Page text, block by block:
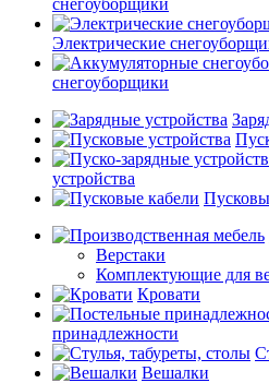
снегоуборщики
Электрические
снегоуборщики
устройства
Верстаки
Комплектующие для
Кровати
принадлежности
Вешалки